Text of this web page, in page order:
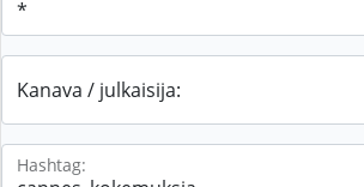
Kanava / julkaisija:
Hashtag: